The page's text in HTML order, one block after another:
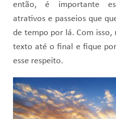
então, é importante
atrativos e passeios que
de tempo por lá. Com isso,
texto até o final e fique
esse respeito.